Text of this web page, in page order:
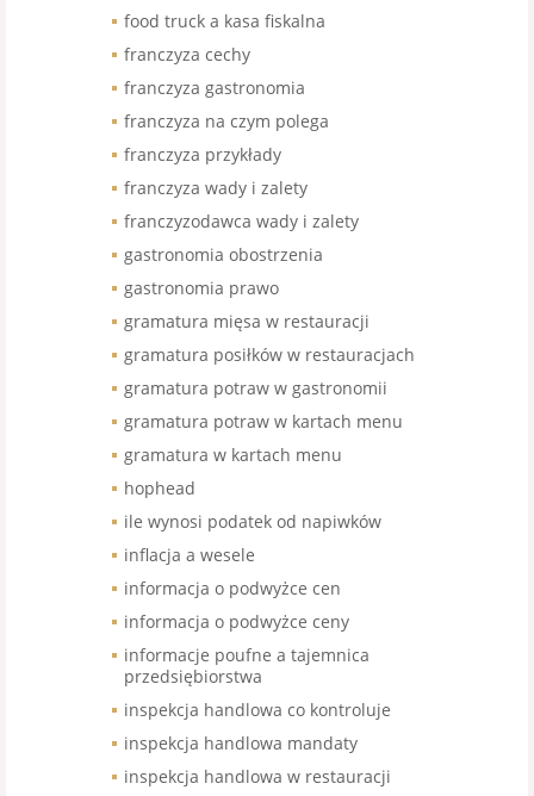
food truck a kasa fiskalna
franczyza cechy
franczyza gastronomia
franczyza na czym polega
franczyza przykłady
franczyza wady i zalety
franczyzodawca wady i zalety
gastronomia obostrzenia
gastronomia prawo
gramatura mięsa w restauracji
gramatura posiłków w restauracjach
gramatura potraw w gastronomii
gramatura potraw w kartach menu
gramatura w kartach menu
hophead
ile wynosi podatek od napiwków
inflacja a wesele
informacja o podwyżce cen
informacja o podwyżce ceny
informacje poufne a tajemnica
przedsiębiorstwa
inspekcja handlowa co kontroluje
inspekcja handlowa mandaty
inspekcja handlowa w restauracji